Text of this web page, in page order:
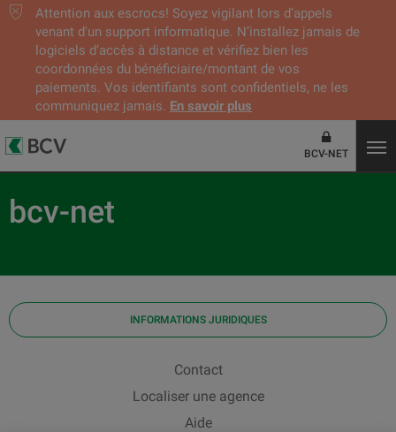
Attention aux escrocs! Soyez vigilant lors d’appels
venant d'un support informatique. N’installez jamais de
logiciels d’accès à distance et vérifiez bien les
coordonnées du bénéficiaire/montant de vos
paiements. Vos identifiants sont confidentiels, ne les
communiquez jamais. En savoir plus
BCV-NET
bcv-net
INFORMATIONS JURIDIQUES
Contact
Localiser une agence
Aide